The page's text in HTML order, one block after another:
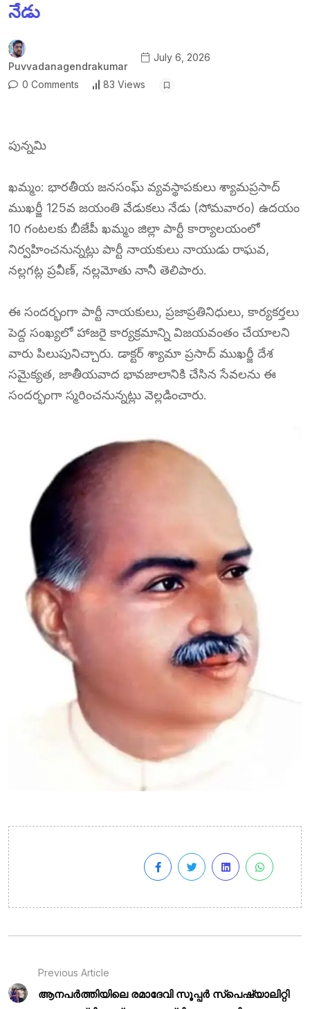
నేడు
Puvvadanagendrakumar
July 6, 2026
0 Comments 83 Views
పున్నమి
ఖమ్మం: భారతీయ జనసంఘ్ వ్యవస్థాపకులు శ్యామప్రసాద్
ముఖర్జీ 125వ జయంతి వేడుకలు నేడు (సోమవారం) ఉదయం
10 గంటలకు బీజేపీ ఖమ్మం జిల్లా పార్టీ కార్యాలయంలో
నిర్వహించనున్నట్లు పార్టీ నాయకులు నాయుడు రాఘవ,
నల్లగట్ల ప్రవీణ్, నల్లమోతు నానీ తెలిపారు.
ఈ సందర్భంగా పార్టీ నాయకులు, ప్రజాప్రతినిధులు, కార్యకర్తలు
పెద్ద సంఖ్యలో హాజరై కార్యక్రమాన్ని విజయవంతం చేయాలని
వారు పిలుపునిచ్చారు. డాక్టర్ శ్యామా ప్రసాద్ ముఖర్జీ దేశ
సమైక్యత, జాతీయవాద భావజాలానికి చేసిన సేవలను ఈ
సందర్భంగా స్మరించనున్నట్లు వెల్లడించారు.
Previous Article
ആനപർത്തിയിലെ രമാദേവി സൂപ്പർ സ്പെഷ്യാലിറ്റി